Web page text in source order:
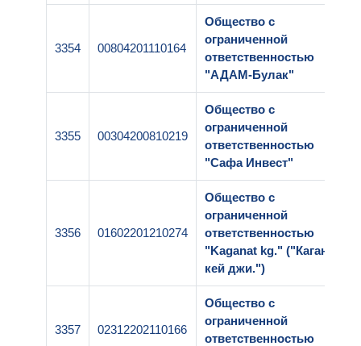
3354 00804201110164
Общество с
ограниченной
ответственностью
"АДАМ-Булак"
3355 00304200810219
Общество с
ограниченной
ответственностью
"Сафа Инвест"
3356 01602201210274
Общество с
ограниченной
ответственностью
"Kaganat kg." ("Каганат
кей джи.")
3357 02312202110166
Общество с
ограниченной
ответственностью